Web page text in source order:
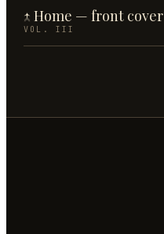
↑ Home — front cover
VOL. III